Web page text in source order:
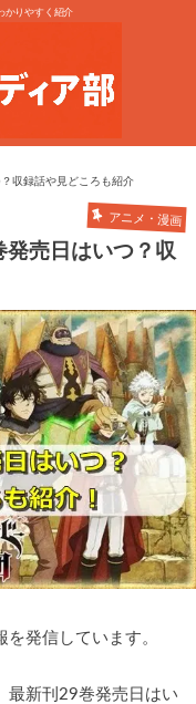
かりやすく紹介
収録話や見どころも紹介
アニメ・漫画
売日はいつ？収
発信しています。
最新刊29巻発売日はい